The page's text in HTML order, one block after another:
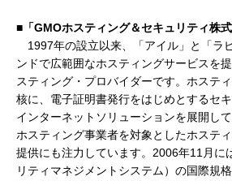
■ 「GMOホスティング＆セキュリティ株
1997年の設立以来、「アイル」と「ラ
ンドで広範囲なホスティングサービスを
スティング・プロバイダーです。ホステ
核に、電子証明書発行をはじめとするセ
インターネットソリューションを展開し
ホスティング事業者を対象としたホステ
提供にも注力しています。2006年11月に
リティマネジメントシステム）の国際規